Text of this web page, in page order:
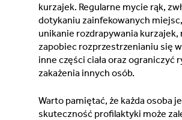
kurzajek. Regularne mycie rąk,
dotykaniu zainfekowanych
unikanie rozdrapywania kurzajek,
zapobiec rozprzestrzenianiu się
inne części ciała oraz ograniczyć
zakażenia innych osób.
Warto pamiętać, że każda osoba
skuteczność profilaktyki może